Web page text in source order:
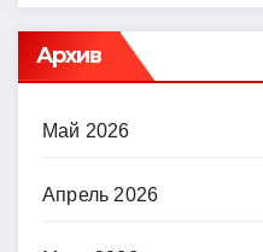
Архив
Май 2026
Апрель 2026